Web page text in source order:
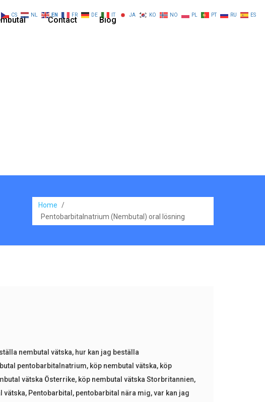
Contact Blog
Home
/
Pentobarbitalnatrium (Nembutal) oral lösning
nembutal vätska, hur kan jag beställa
pentobarbitalnatrium, köp nembutal vätska, köp
vätska Österrike, köp nembutal vätska Storbritannien,
vätska, Pentobarbital , pentobarbital nära mig,var kan jag
CS NL EN FR DE IT JA KO NO PL PT RU ES